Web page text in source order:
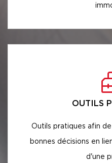
OUTILS
Outils pratiques afin
bonnes décisions en
d'une